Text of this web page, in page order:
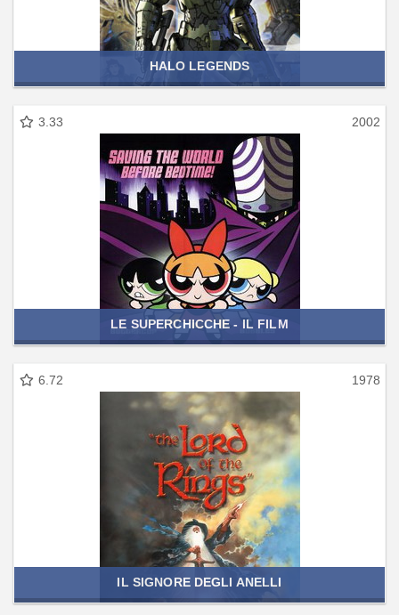
HALO LEGENDS
3.33 2002
LE SUPERCHICCHE - IL FILM
6.72 1978
IL SIGNORE DEGLI ANELLI